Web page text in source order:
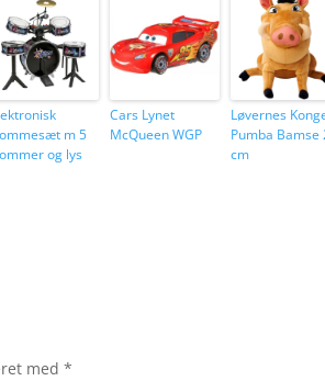
m 5
og lys
Cars Lynet
McQueen WGP
Løvernes
Pumba Bamse
cm
med*